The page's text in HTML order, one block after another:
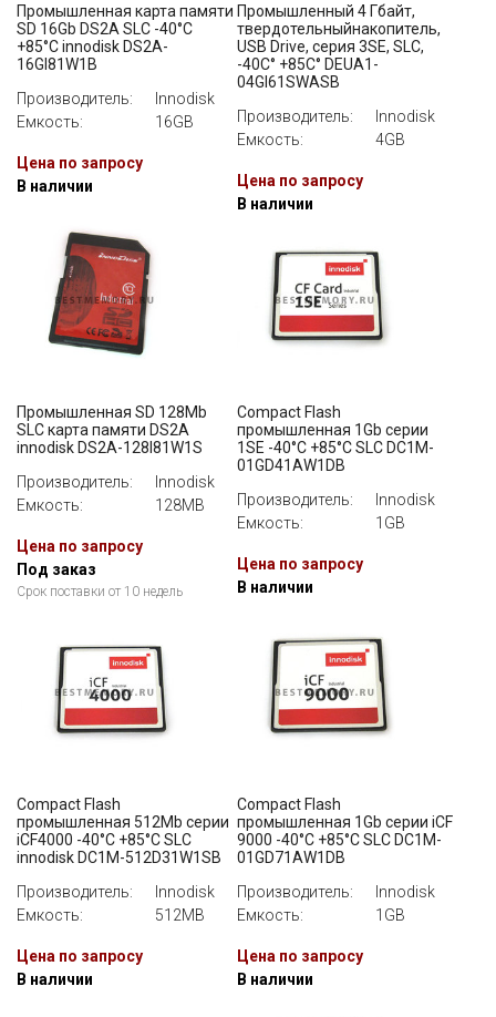
Промышленная карта памяти
SD 16Gb DS2A SLC -40°C
+85°C innodisk DS2A-
16GI81W1B
Производитель:
Innodisk
Емкость:
16GB
Цена по запросу
В наличии
Промышленный 4 Гбайт,
твердотельныйнакопитель,
USB Drive, серия 3SE, SLC,
-40C° +85C° DEUA1-
04GI61SWASB
Производитель:
Innodisk
Емкость:
4GB
Цена по запросу
В наличии
Промышленная SD 128Mb
SLC карта памяти DS2A
innodisk DS2A-128I81W1S
Производитель:
Innodisk
Емкость:
128MB
Цена по запросу
Под заказ
Срок поставки от 10 недель
Compact Flash
промышленная 1Gb серии
1SE -40°C +85°C SLC DC1M-
01GD41AW1DB
Производитель:
Innodisk
Емкость:
1GB
Цена по запросу
В наличии
Compact Flash
промышленная 512Mb серии
iCF4000 -40°C +85°C SLC
innodisk DC1M-512D31W1SB
Производитель:
Innodisk
Емкость:
512MB
Цена по запросу
В наличии
Compact Flash
промышленная 1Gb серии iCF
9000 -40°C +85°C SLC DC1M-
01GD71AW1DB
Производитель:
Innodisk
Емкость:
1GB
Цена по запросу
В наличии